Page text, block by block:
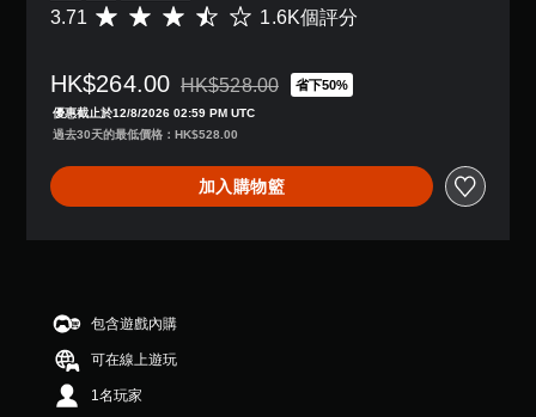
平
分
為
3
7
1
顆
5
星
）
，
3.71 1.6K個評分
HK$264.00 折扣前原價為HK$528.00
HK$528.00 省下50%
優惠截止於12/8/2026 02:59 PM UTC
過去30天的最低價格：HK$528.00
加入購物籃
包含遊戲內購
可在線上遊玩
1名玩家